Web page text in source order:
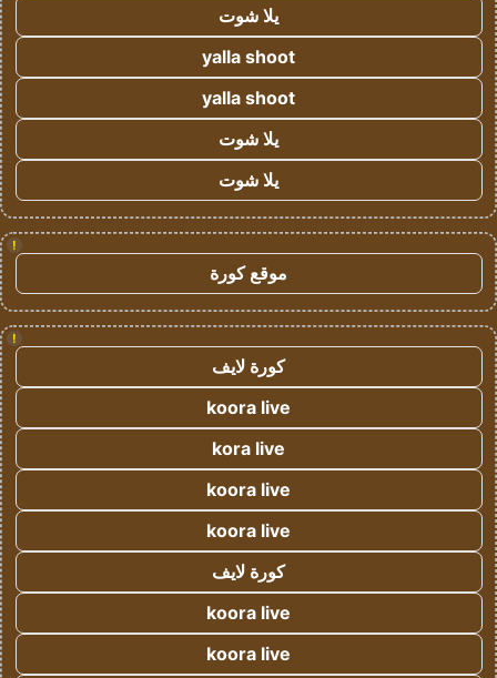
يلا شوت
yalla shoot
yalla shoot
يلا شوت
يلا شوت
!
موقع كورة
!
كورة لايف
koora live
kora live
koora live
koora live
كورة لايف
koora live
koora live